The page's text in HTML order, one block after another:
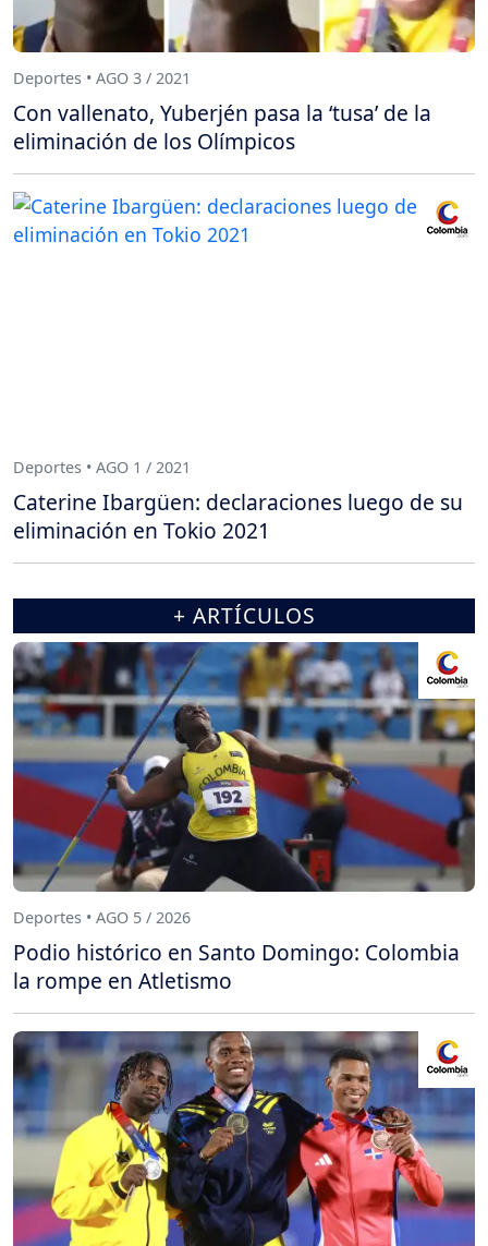
Deportes • AGO 3 / 2021
Con vallenato, Yuberjén pasa la ‘tusa’ de la
eliminación de los Olímpicos
Deportes • AGO 1 / 2021
Caterine Ibargüen: declaraciones luego de su
eliminación en Tokio 2021
+ ARTÍCULOS
Deportes • AGO 5 / 2026
Podio histórico en Santo Domingo: Colombia
la rompe en Atletismo